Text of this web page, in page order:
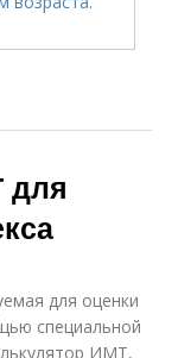
для
для оценки
специальной
ИМТ,